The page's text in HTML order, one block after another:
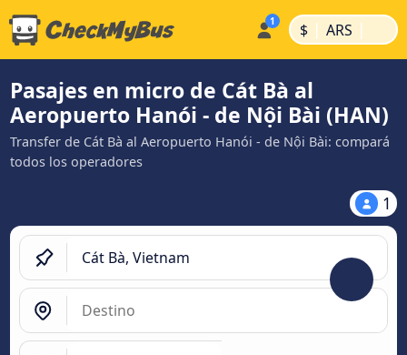
$ | ARS |
Pasajes en micro de Cát Bà al
Aeropuerto Hanói - de Nội Bài (HAN)
Transfer de Cát Bà al Aeropuerto Hanói - de Nội Bài: compará
todos los operadores
1